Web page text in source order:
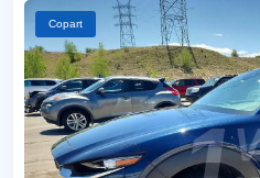
Copart